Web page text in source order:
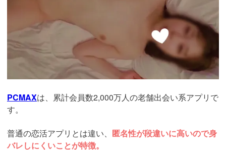
PCMAXは、累計会員数2,000万人の老舗出会い系アプリで
す。
普通の恋活アプリとは違い、 匿名性が段違いに高いので身
バレしにくいことが特徴。